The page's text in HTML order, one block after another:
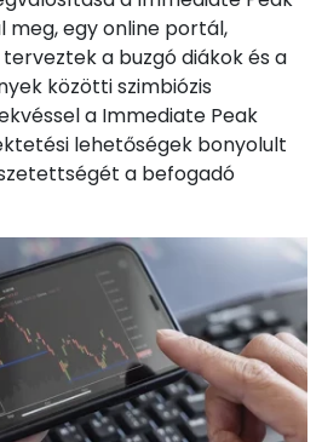
egy online portál,
a buzgó diákok és a
közötti szimbiózis
a Immediate Peak
lehetőségek bonyolult
a befogadó